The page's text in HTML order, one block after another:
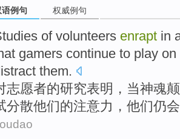
语例句 权威例句
of volunteers enrapt in
gamers continue to play on
them.
志愿者的研究表明 ，当神魂
分散他们的注意力，他们仍